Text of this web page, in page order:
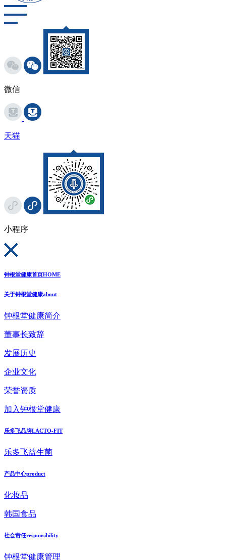
微信
天猫
小程序
钟根堂健康首页HOME
关于钟根堂健康about
钟根堂健康简介
董事长致辞
发展历史
企业文化
荣誉资质
加入钟根堂健康
乐多飞品牌LACTO-FIT
乐多飞益生菌
产品中心product
化妆品
韩国食品
社会责任responsibility
钟根堂健康管理